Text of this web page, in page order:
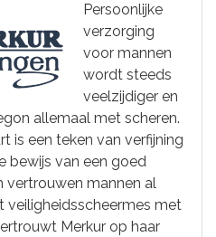
Persoonlijke
verzorging
voor mannen
wordt steeds
veelzijdiger en
allemaal met scheren.
is een teken van verfijning
bewijs van een goed
vertrouwen mannen al
veiligheidsscheermes met
Merkur op haar